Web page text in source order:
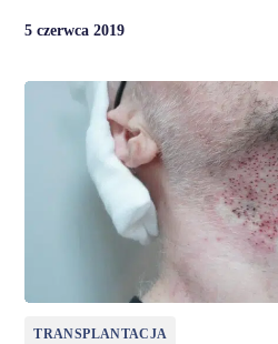
5 czerwca 2019
TRANSPLANTACJA